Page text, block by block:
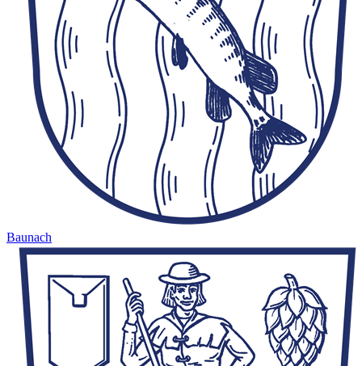
Baunach